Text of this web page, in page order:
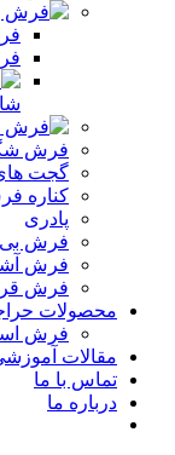
فرش
فرش
فرش
گجت
کناره
پادری
فرش
فرش
فرش
محصولات
فرش
مقالات
تماس با ما
درباره ما